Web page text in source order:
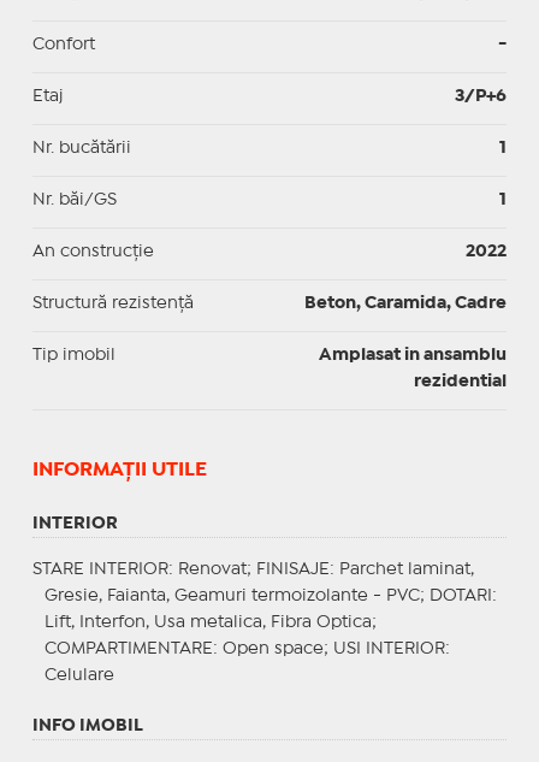
Confort -
Etaj 3/P+6
Nr. bucătării 1
Nr. băi/GS 1
An construcție 2022
Structură rezistență Beton, Caramida, Cadre
Tip imobil
Amplasat in ansamblu
rezidential
INFORMAŢII UTILE
INTERIOR
STARE INTERIOR: Renovat; FINISAJE : Parchet laminat,
Gresie, Faianta, Geamuri termoizolante - PVC;
DOTARI :
Lift, Interfon, Usa metalica, Fibra Optica;
COMPARTIMENTARE : Open space; USI INTERIOR:
Celulare
INFO IMOBIL